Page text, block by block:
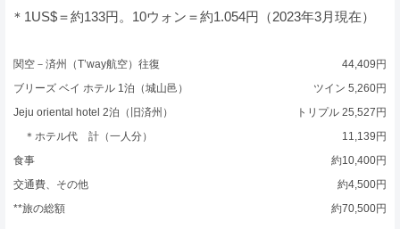
＊1US$＝約133円。10ウォン＝約1.054円（2023年3月現在）
関空－済州（T’way航空）往復
44,409円
ブリーズ ベイ ホテル 1泊（城山邑）
ツイン 5,260円
Jeju oriental hotel 2泊（旧済州）
トリプル 25,527円
＊ホテル代 計（一人分）
11,139円
食事
約10,400円
交通費、その他
約4,500円
**旅の総額
約70,500円